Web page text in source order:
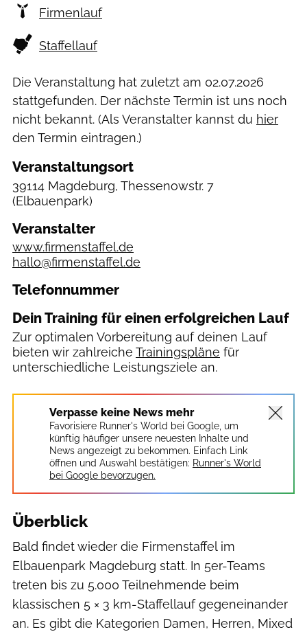
Firmenlauf
Staffellauf
Die Veranstaltung hat zuletzt am 02.07.2026
stattgefunden. Der nächste Termin ist uns noch
nicht bekannt. (Als Veranstalter kannst du hier
den Termin eintragen.)
Veranstaltungsort
39114 Magdeburg, Thessenowstr. 7
(Elbauenpark)
Veranstalter
www.firmenstaffel.de
hallo@firmenstaffel.de
Telefonnummer
Dein Training für einen erfolgreichen Lauf
Zur optimalen Vorbereitung auf deinen Lauf
bieten wir zahlreiche Trainingspläne für
unterschiedliche Leistungsziele an.
Verpasse keine News mehr
Favorisiere Runner's World bei Google, um
künftig häufiger unsere neuesten Inhalte und
News angezeigt zu bekommen. Einfach Link
öffnen und Auswahl bestätigen: Runner's World
bei Google bevorzugen.
Überblick
Bald findet wieder die Firmenstaffel im
Elbauenpark Magdeburg statt. In 5er-Teams
treten bis zu 5.000 Teilnehmende beim
klassischen 5 × 3 km-Staffellauf gegeneinander
an. Es gibt die Kategorien Damen, Herren, Mixed